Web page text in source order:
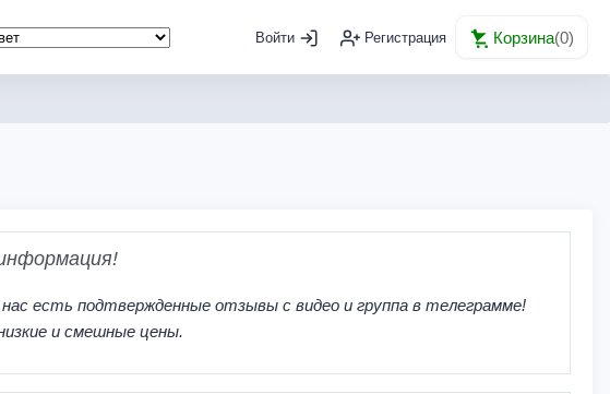
Войти Регистрация Корзина(0)
есть подтвержденные отзывы с видео и группа в телеграмме!
и смешные цены.